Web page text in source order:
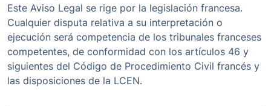
Este Aviso Legal se rige por la legislación francesa.
Cualquier disputa relativa a su interpretación o
ejecución será competencia de los tribunales franceses
competentes, de conformidad con los artículos 46 y
siguientes del Código de Procedimiento Civil francés y
las disposiciones de la LCEN.